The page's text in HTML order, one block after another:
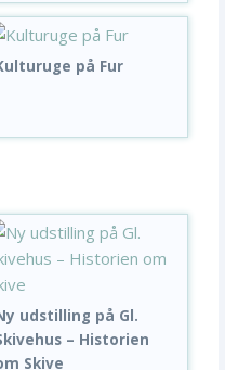
på Fur
udstilling på Gl.
– Historien
Skive